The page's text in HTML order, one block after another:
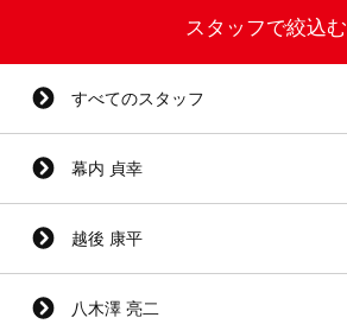
スタッフで絞込む
すべてのスタッフ
幕内 貞幸
越後 康平
八木澤 亮二